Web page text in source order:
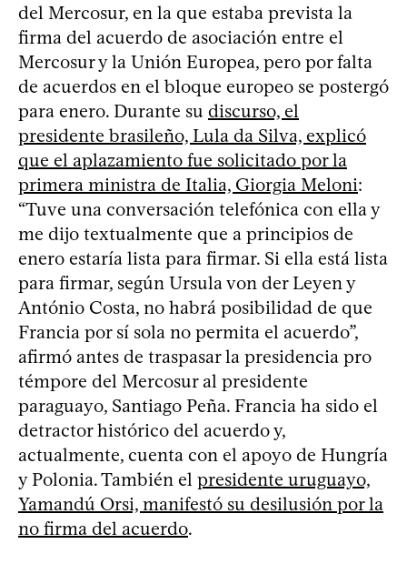
del Mercosur, en la que estaba prevista la
firma del acuerdo de asociación entre el
Mercosur y la Unión Europea, pero por falta
de acuerdos en el bloque europeo se postergó
para enero. Durante su discurso, el
presidente brasileño, Lula da Silva, explicó
que el aplazamiento fue solicitado por la
primera ministra de Italia, Giorgia Meloni:
“Tuve una conversación telefónica con ella y
me dijo textualmente que a principios de
enero estaría lista para firmar. Si ella está lista
para firmar, según Ursula von der Leyen y
António Costa, no habrá posibilidad de que
Francia por sí sola no permita el acuerdo”,
afirmó antes de traspasar la presidencia pro
témpore del Mercosur al presidente
paraguayo, Santiago Peña. Francia ha sido el
detractor histórico del acuerdo y,
actualmente, cuenta con el apoyo de Hungría
y Polonia. También el presidente uruguayo,
Yamandú Orsi, manifestó su desilusión por la
no firma del acuerdo.